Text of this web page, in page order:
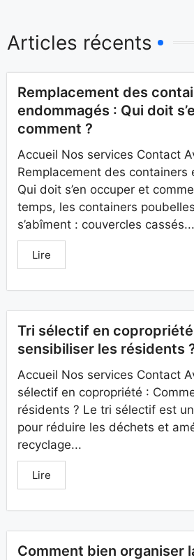
Articles récents
Remplacement des
endommagés : Qui doit
comment ?
Accueil Nos services Contact
Remplacement des containers
Qui doit s’en occuper et
temps, les containers
s’abîment : couvercles cassés...
Lire
Tri sélectif en
sensibiliser les résidents
Accueil Nos services Contact
sélectif en copropriété :
résidents ? Le tri sélectif est
pour réduire les déchets et
recyclage...
Lire
Comment bien organiser